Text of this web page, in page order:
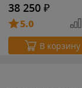
38 250 ₽
5.0
В корзину